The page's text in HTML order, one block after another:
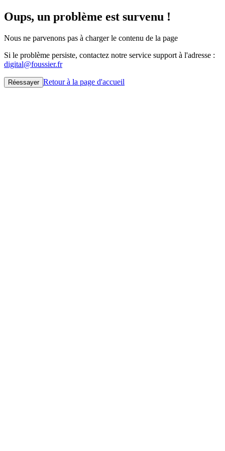
Oups, un problème est survenu !
Nous ne parvenons pas à charger le contenu de la page
Si le problème persiste, contactez notre service support à l'adresse :
digital@foussier.fr
Réessayer Retour à la page d'accueil